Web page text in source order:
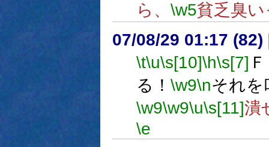
ら、 \w5貧乏臭
07/08/29 01:17 (82)
\t\u\s[10]\h\s[7]
る！ \w9\nそれを
\w9\w9\u\s[11]潰
\e